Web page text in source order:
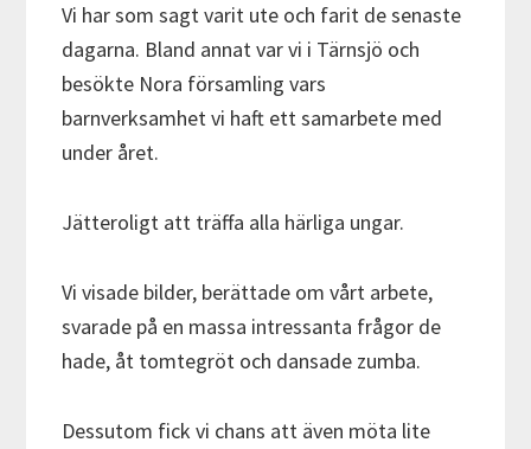
Vi har som sagt varit ute och farit de senaste
dagarna. Bland annat var vi i Tärnsjö och
besökte Nora församling vars
barnverksamhet vi haft ett samarbete med
under året.
Jätteroligt att träffa alla härliga ungar.
Vi visade bilder, berättade om vårt arbete,
svarade på en massa intressanta frågor de
hade, åt tomtegröt och dansade zumba.
Dessutom fick vi chans att även möta lite